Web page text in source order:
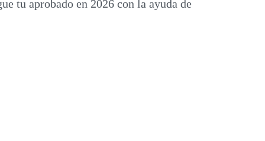
tu aprobado en 2026 con la ayuda de